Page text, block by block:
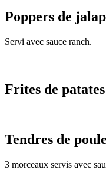
Poppers de
Servi avec sauce ranch.
Frites de
Tendres de
3 morceaux servis avec